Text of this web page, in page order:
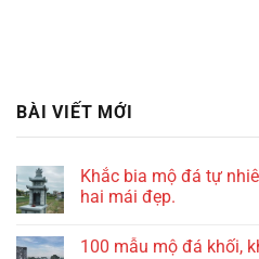
BÀI VIẾT MỚI
Khắc bia mộ đá tự
hai mái đẹp.
100 mẫu mộ đá khối,